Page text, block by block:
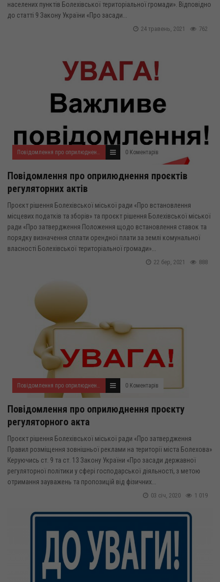
населених пунктів Болехівської територіальної громади». Відповідно
до статті 9 Закону України «Про засади...
762
24 травень, 2021
Повідомлення про оприлюднення проектів регуляторних актів 0 Коментарів
Повідомлення про оприлюднення проєктів
регуляторних актів
Проєкт рішення Болехівської міської ради «Про встановлення
місцевих податків та зборів» та проєкт рішення Болехівської міської
ради «Про затвердження Положення щодо встановлення ставок та
порядку визначення сплати орендної плати за землі комунальної
власності Болехівської територіальної громади»...
888
22 бер, 2021
Повідомлення про оприлюднення проектів регуляторних актів 0 Коментарів
Повідомлення про оприлюднення проєкту
регуляторного акта
Проєкт рішення Болехівської міської ради «Про затвердження
Правил розміщення зовнішньої реклами на території міста Болехова»
Керуючись ст. 9 та ст. 13 Закону України «Про засади державної
регуляторної політики у сфері господарської діяльності, з метою
отримання зауважень та пропозицій від фізичних...
1 019
03 січ, 2020